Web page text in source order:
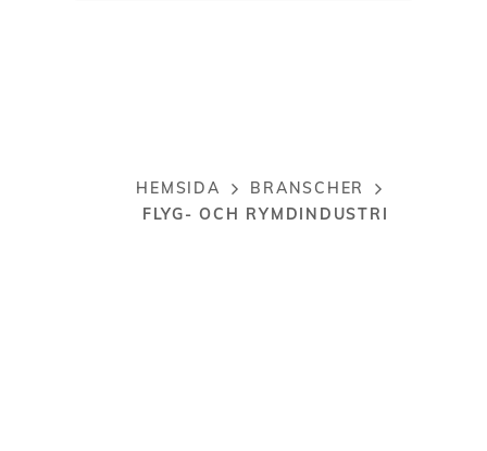
Breadcrumb
HEMSIDA
BRANSCHER
FLYG- OCH RYMDINDUSTRI